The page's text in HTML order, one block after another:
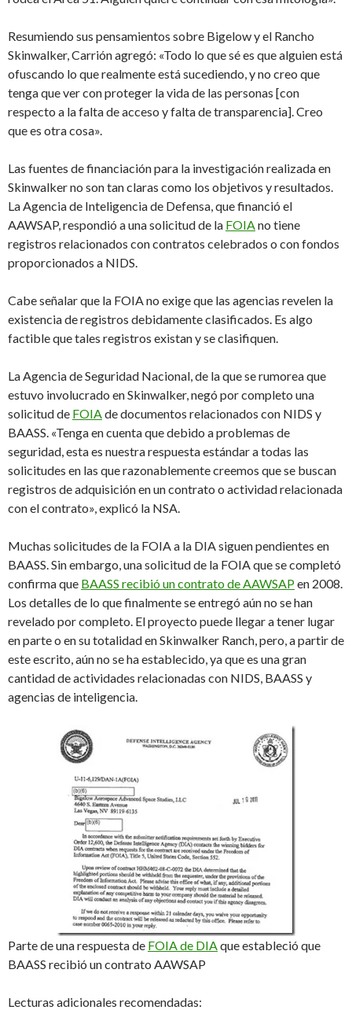
Resumiendo sus pensamientos sobre Bigelow y el Rancho
Skinwalker, Carrión agregó: «Todo lo que sé es que alguien está
ofuscando lo que realmente está sucediendo, y no creo que
tenga que ver con proteger la vida de las personas [con
respecto a la falta de acceso y falta de transparencia]. Creo
que es otra cosa».
Las fuentes de financiación para la investigación realizada en
Skinwalker no son tan claras como los objetivos y resultados.
La Agencia de Inteligencia de Defensa, que financió el
AAWSAP, respondió a una solicitud de la FOIAno tiene
registros relacionados con contratos celebrados o con fondos
proporcionados a NIDS.
Cabe señalar que la FOIA no exige que las agencias revelen la
existencia de registros debidamente clasificados. Es algo
factible que tales registros existan y se clasifiquen.
La Agencia de Seguridad Nacional, de la que se rumorea que
estuvo involucrado en Skinwalker, negó por completo una
solicitud de FOIAde documentos relacionados con NIDS y
BAASS. «Tenga en cuenta que debido a problemas de
seguridad, esta es nuestra respuesta estándar a todas las
solicitudes en las que razonablemente creemos que se buscan
registros de adquisición en un contrato o actividad relacionada
con el contrato», explicó la NSA.
Muchas solicitudes de la FOIA a la DIA siguen pendientes en
BAASS. Sin embargo, una solicitud de la FOIA que se completó
confirma que BAASS recibió un contrato de AAWSAPen 2008.
Los detalles de lo que finalmente se entregó aún no se han
revelado por completo. El proyecto puede llegar a tener lugar
en parte o en su totalidad en Skinwalker Ranch, pero, a partir de
este escrito, aún no se ha establecido, ya que es una gran
cantidad de actividades relacionadas con NIDS, BAASS y
agencias de inteligencia.
Parte de una respuesta de FOIA de DIAque estableció que
BAASS recibió un contrato AAWSAP
Lecturas adicionales recomendadas: